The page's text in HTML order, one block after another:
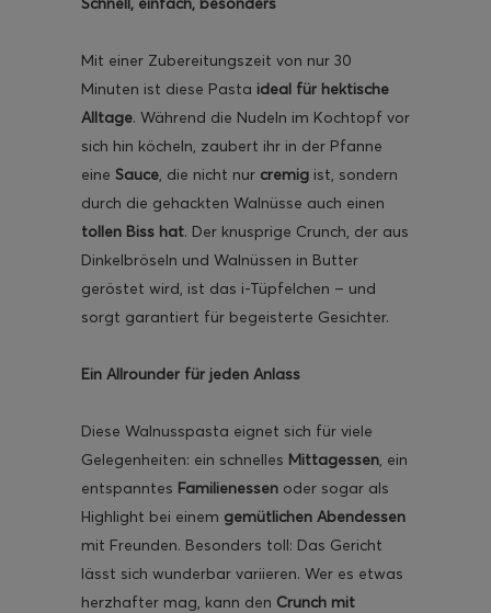
Eis am Stil
Mit einer Zubereitungszeit von nur 30
Minuten ist diese Pasta ideal für hektische
Alltage. Während die Nudeln im Kochtopf vor
sich hin köcheln, zaubert ihr in der Pfanne
eine Sauce, die nicht nur cremig ist, sondern
durch die gehackten Walnüsse auch einen
tollen Biss hat. Der knusprige Crunch, der aus
Dinkelbröseln und Walnüssen in Butter
geröstet wird, ist das i-Tüpfelchen – und
sorgt garantiert für begeisterte Gesichter.
Ein Allrounder für jeden Anlass
Diese Walnusspasta eignet sich für viele
Gelegenheiten: ein schnelles Mittagessen, ein
entspanntes Familienessen oder sogar als
Highlight bei einem gemütlichen Abendessen
mit Freunden. Besonders toll: Das Gericht
lässt sich wunderbar variieren. Wer es etwas
herzhafter mag, kann den Crunch mit